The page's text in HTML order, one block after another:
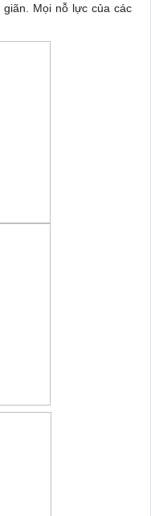
Mọi nỗ lực của các